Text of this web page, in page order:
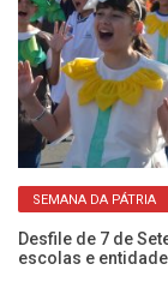
SEMANA DA PÁTRIA
Desfile de 7 de
escolas e